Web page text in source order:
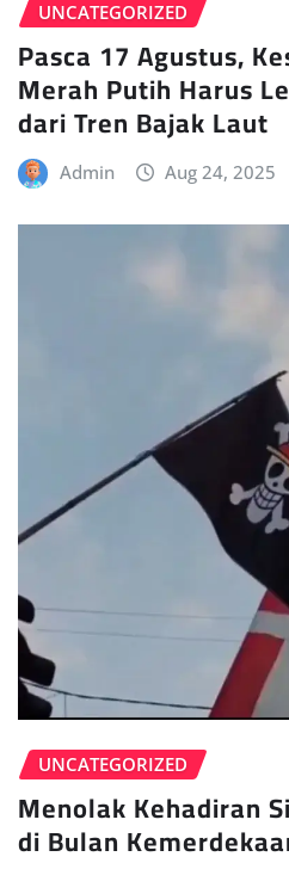
UNCATEGORIZED
Pasca 17 Agustus,
Merah Putih Harus
dari Tren Bajak Laut
Admin Aug 24, 2025
UNCATEGORIZED
Menolak Kehadiran
di Bulan